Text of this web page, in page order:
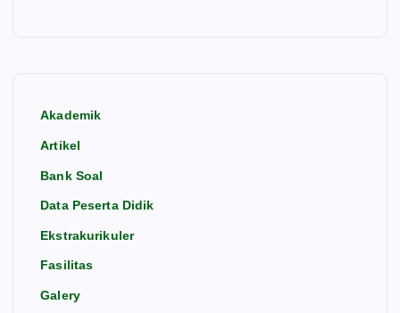
Akademik
Artikel
Bank Soal
Data Peserta Didik
Ekstrakurikuler
Fasilitas
Galery